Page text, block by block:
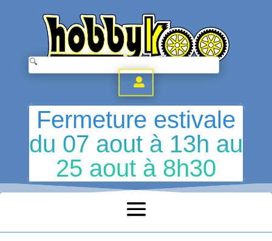
.
Fermeture estivale
du 07 aout à 13h au
25 aout à 8h30